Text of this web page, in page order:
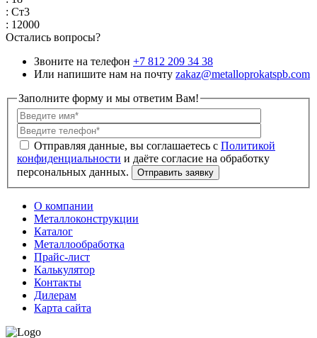
: Ст3
: 12000
Остались вопросы?
Звоните на телефон +7 812 209 34 38
Или напишите нам на почту zakaz@metalloprokatspb.com
Заполните форму и мы ответим Вам!
Политикой
конфиденциальности
О компании
Металлоконструкции
Каталог
Металлообработка
Прайс-лист
Калькулятор
Контакты
Дилерам
Карта сайта